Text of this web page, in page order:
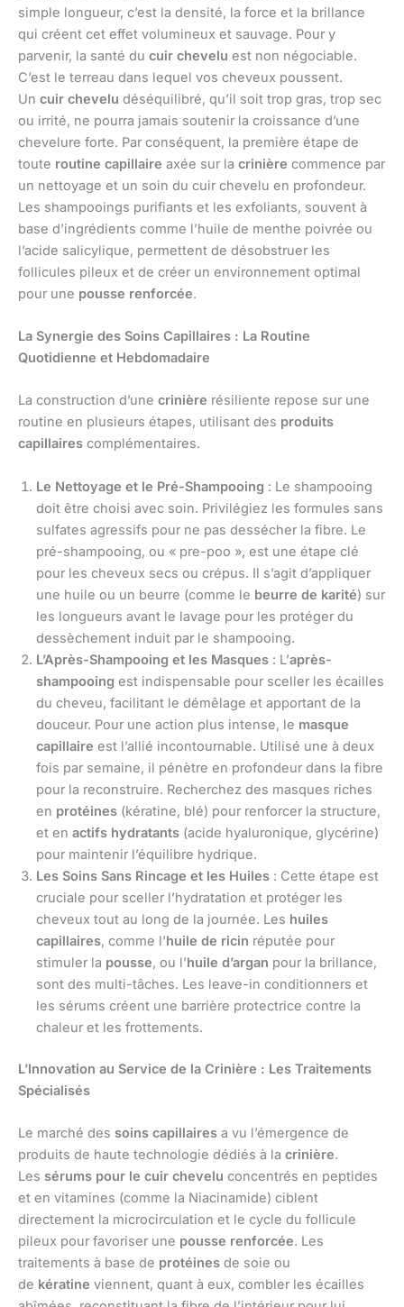
simple longueur, c’est la densité, la force et la brillance
qui créent cet effet volumineux et sauvage. Pour y
parvenir, la santé du cuir chevelu est non négociable.
C’est le terreau dans lequel vos cheveux poussent.
Un cuir chevelu déséquilibré, qu’il soit trop gras, trop sec
ou irrité, ne pourra jamais soutenir la croissance d’une
chevelure forte. Par conséquent, la première étape de
toute routine capillaire axée sur la crinière commence par
un nettoyage et un soin du cuir chevelu en profondeur.
Les shampooings purifiants et les exfoliants, souvent à
base d’ingrédients comme l’huile de menthe poivrée ou
l’acide salicylique, permettent de désobstruer les
follicules pileux et de créer un environnement optimal
pour une pousse renforcée.
La Synergie des Soins Capillaires : La Routine
Quotidienne et Hebdomadaire
La construction d’une crinière résiliente repose sur une
routine en plusieurs étapes, utilisant des produits
capillaires complémentaires.
Le Nettoyage et le Pré-Shampooing : Le shampooing
doit être choisi avec soin. Privilégiez les formules sans
sulfates agressifs pour ne pas dessécher la fibre. Le
pré-shampooing, ou « pre-poo », est une étape clé
pour les cheveux secs ou crépus. Il s’agit d’appliquer
une huile ou un beurre (comme le beurre de karité) sur
les longueurs avant le lavage pour les protéger du
dessèchement induit par le shampooing.
L’Après-Shampooing et les Masques : L’après-
shampooing est indispensable pour sceller les écailles
du cheveu, facilitant le démêlage et apportant de la
douceur. Pour une action plus intense, le masque
capillaire est l’allié incontournable. Utilisé une à deux
fois par semaine, il pénètre en profondeur dans la fibre
pour la reconstruire. Recherchez des masques riches
en protéines (kératine, blé) pour renforcer la structure,
et en actifs hydratants (acide hyaluronique, glycérine)
pour maintenir l’équilibre hydrique.
Les Soins Sans Rincage et les Huiles : Cette étape est
cruciale pour sceller l’hydratation et protéger les
cheveux tout au long de la journée. Les huiles
capillaires, comme l’huile de ricin réputée pour
stimuler la pousse, ou l’huile d’argan pour la brillance,
sont des multi-tâches. Les leave-in conditionners et
les sérums créent une barrière protectrice contre la
chaleur et les frottements.
L’Innovation au Service de la Crinière : Les Traitements
Spécialisés
Le marché des soins capillaires a vu l’émergence de
produits de haute technologie dédiés à la crinière.
Les sérums pour le cuir chevelu concentrés en peptides
et en vitamines (comme la Niacinamide) ciblent
directement la microcirculation et le cycle du follicule
pileux pour favoriser une pousse renforcée. Les
traitements à base de protéines de soie ou
de kératine viennent, quant à eux, combler les écailles